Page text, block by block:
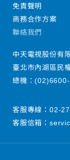
免責聲明
商務合作方案
聯絡我們
中天電視股份有
臺北市內湖區民
總機：
客服專線： 02-
客服信箱：